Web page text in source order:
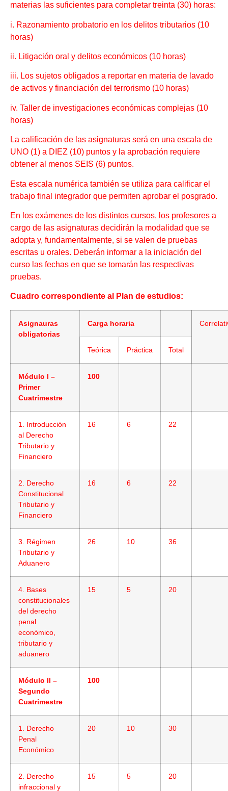
materias las suficientes para completar treinta (30) horas:
i. Razonamiento probatorio en los delitos tributarios (10
horas)
ii. Litigación oral y delitos económicos (10 horas)
iii. Los sujetos obligados a reportar en materia de lavado
de activos y financiación del terrorismo (10 horas)
iv. Taller de investigaciones económicas complejas (10
horas)
La calificación de las asignaturas será en una escala de
UNO (1) a DIEZ (10) puntos y la aprobación requiere
obtener al menos SEIS (6) puntos.
Esta escala numérica también se utiliza para calificar el
trabajo final integrador que permiten aprobar el posgrado.
En los exámenes de los distintos cursos, los profesores a
cargo de las asignaturas decidirán la modalidad que se
adopta y, fundamentalmente, si se valen de pruebas
escritas u orales. Deberán informar a la iniciación del
curso las fechas en que se tomarán las respectivas
pruebas.
Cuadro correspondiente al Plan de estudios:
Asignauras
obligatorias
Carga horaria
Teórica Práctica Total
Módulo I –
Primer
Cuatrimestre
100
1. Introducción
al Derecho
Tributario y
Financiero
16 6 22
2. Derecho
Constitucional
Tributario y
Financiero
16 6 22
3. Régimen
Tributario y
Aduanero
26 10 36
4. Bases
constitucionales
del derecho
penal
económico,
tributario y
aduanero
15 5 20
Módulo II –
Segundo
Cuatrimestre
100
1. Derecho
Penal
Económico
20 10 30
2. Derecho
infraccional y
15 5 20